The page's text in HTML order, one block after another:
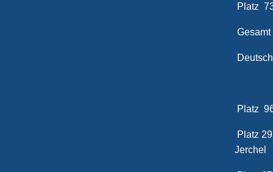
Platz
Platz
Platz
Jerchel